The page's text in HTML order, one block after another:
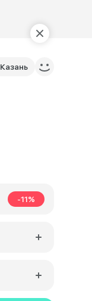
Казань
-11%